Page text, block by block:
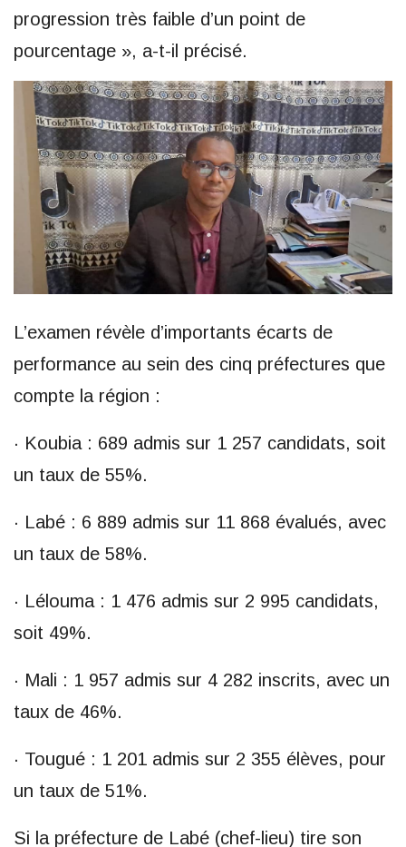
progression très faible d’un point de
pourcentage », a-t-il précisé.
L’examen révèle d’importants écarts de
performance au sein des cinq préfectures que
compte la région :
· Koubia : 689 admis sur 1 257 candidats, soit
un taux de 55%.
· Labé : 6 889 admis sur 11 868 évalués, avec
un taux de 58%.
· Lélouma : 1 476 admis sur 2 995 candidats,
soit 49%.
· Mali : 1 957 admis sur 4 282 inscrits, avec un
taux de 46%.
· Tougué : 1 201 admis sur 2 355 élèves, pour
un taux de 51%.
Si la préfecture de Labé (chef-lieu) tire son